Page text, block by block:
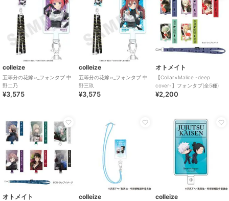
colleize
五等分の花嫁∽_フォンタブ 中
野二乃
¥3,575
colleize
五等分の花嫁∽_フォンタブ 中
野三玖
¥3,575
オトメイト
【Collar×Malice -deep
cover-】フォンタブ(全5種)
¥2,200
オトメイト colleize colleize